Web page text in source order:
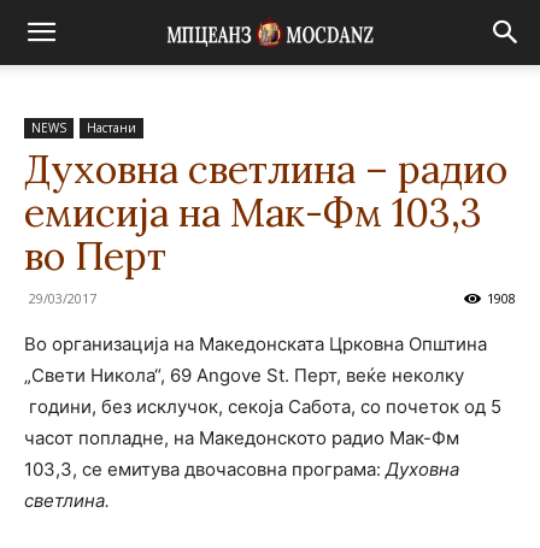
NEWS Настани
Духовна светлина – радио
емисија на Мак-Фм 103,3
во Перт
29/03/2017 1908
Во организација на Македонската Црковна Општина
„Свети Никола“, 69 Angove St. Перт, веќе неколку
години, без исклучок, секоја Сабота, со почеток од 5
часот попладне, на Македонското радио Мак-Фм
103,3, се емитува двочасовна програма:Духовна
светлина.